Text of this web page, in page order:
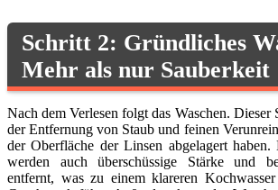
Schritt 2: Gründliches
Mehr als nur Sauberkeit
Nach dem Verlesen folgt das Waschen.
der Entfernung von Staub und feinen
der Oberfläche der Linsen abgelagert haben.
werden auch überschüssige Stärke und
entfernt, was zu einem klareren